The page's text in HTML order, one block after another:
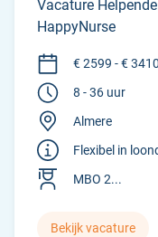
Vacature
HappyNurse
€ 2599 - € 3410
8 - 36 uur
Almere
Flexibel in
MBO 2...
Bekijk vacature